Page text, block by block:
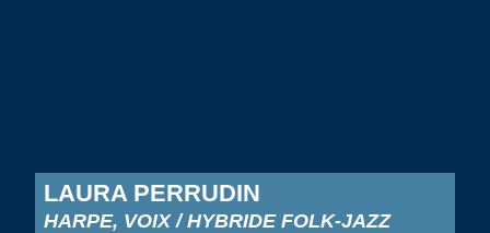
LAURA PERRUDIN
HARPE, VOIX / HYBRIDE FOLK-JAZZ